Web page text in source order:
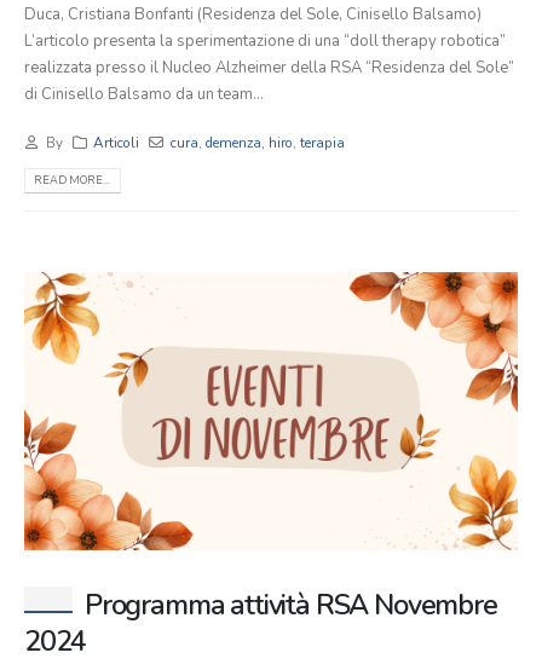
Duca, Cristiana Bonfanti (Residenza del Sole, Cinisello Balsamo)
L’articolo presenta la sperimentazione di una “doll therapy robotica”
realizzata presso il Nucleo Alzheimer della RSA “Residenza del Sole”
di Cinisello Balsamo da un team...
By Articoli cura,demenza, hiro,terapia
READ MORE...
Programma attività RSA Novembre
2024